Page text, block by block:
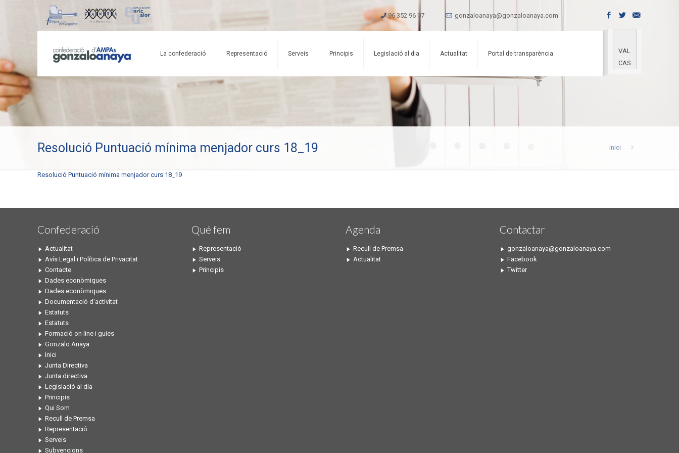
96 352 96 07 gonzaloanaya@gonzaloanaya.com
La confederació Representació Serveis Principis Legislació al dia Actualitat Portal de transparència
VAL
CAS
Resolució Puntuació mínima menjador curs 18_19 Inici
Resolució Puntuació mínima menjador curs 18_19
Confederació
Actualitat
Avís Legal i Política de Privacitat
Contacte
Dades econòmiques
Dades econòmiques
Documentació d’activitat
Estatuts
Estatuts
Formació on line i guies
Gonzalo Anaya
Inici
Junta Directiva
Junta directiva
Legislació al dia
Principis
Qui Som
Recull de Premsa
Representació
Serveis
Subvencions
Qué fem
Representació
Serveis
Principis
Agenda
Recull de Premsa
Actualitat
Contactar
gonzaloanaya@gonzaloanaya.com
Facebook
Twitter